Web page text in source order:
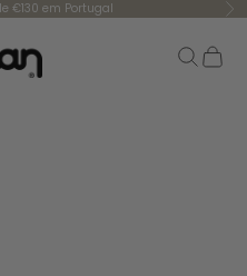
€130 em Portugal
Pesquisar